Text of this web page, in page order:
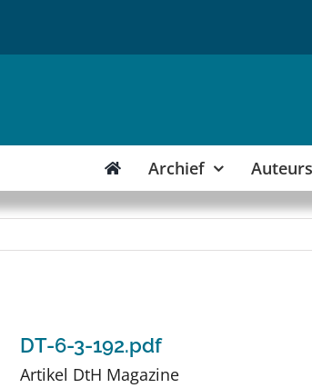
Archief Auteurs
DT-6-3-192.pdf
Artikel DtH Magazine